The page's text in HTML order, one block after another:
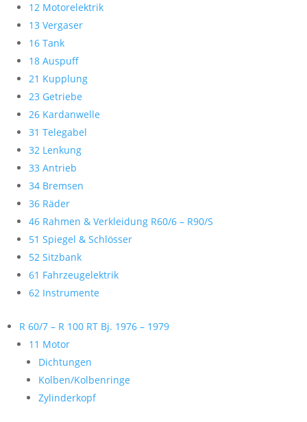
12 Motorelektrik
13 Vergaser
16 Tank
18 Auspuff
21 Kupplung
23 Getriebe
26 Kardanwelle
31 Telegabel
32 Lenkung
33 Antrieb
34 Bremsen
36 Räder
46 Rahmen & Verkleidung R60/6 – R90/S
51 Spiegel & Schlösser
52 Sitzbank
61 Fahrzeugelektrik
62 Instrumente
R 60/7 – R 100 RT Bj. 1976 – 1979
11 Motor
Dichtungen
Kolben/Kolbenringe
Zylinderkopf